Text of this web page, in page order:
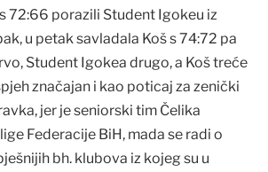
72:66 porazili Student Igokeu iz
u petak savladala Koš s 74:72 pa
Student Igokea drugo, a Koš treće
značajan i kao poticaj za zenički
jer je seniorski tim Čelika
Federacije BiH, mada se radi o
bh. klubova iz kojeg su u